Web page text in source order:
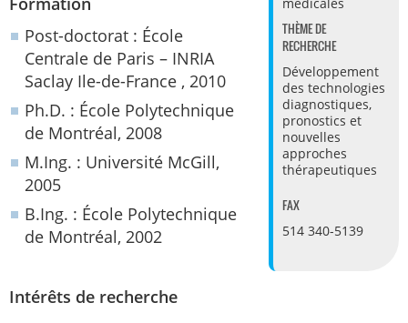
THÈME DE
RECHERCHE
Développement
des technologies
diagnostiques,
pronostics et
nouvelles
approches
thérapeutiques
FAX
514 340-5139
Post-doctorat : École
Centrale de Paris – INRIA
Saclay Ile-de-France , 2010
Ph.D. : École Polytechnique
de Montréal, 2008
M.Ing. : Université McGill,
2005
B.Ing. : École Polytechnique
de Montréal, 2002
Intérêts de recherche